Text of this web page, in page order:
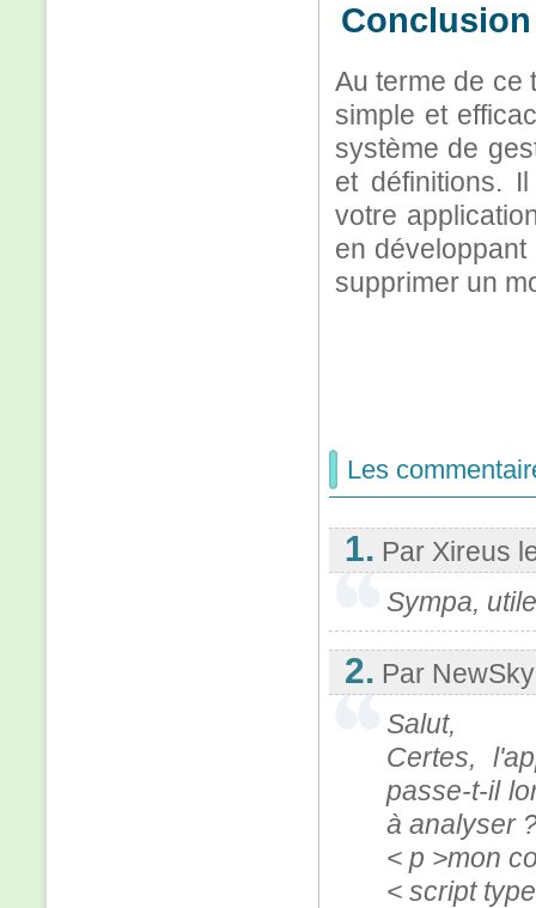
Conclusion
Au terme de ce
simple et
système de
et définitions.
votre
en
supprimer un
Les
1. Par Xireus
Sympa,
2. Par NewSky
Salut,
Certes,
passe-t-il
à analyser
< p >mon
< script